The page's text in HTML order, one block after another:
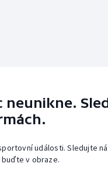
neunikne.
události. Sledujte
buďte v obraze.